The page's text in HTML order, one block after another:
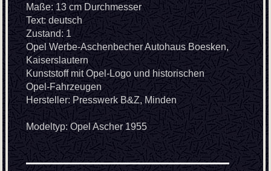
Maße: 13 cm Durchmesser
Text: deutsch
Zustand: 1
Opel Werbe-Aschenbecher Autohaus Boesken,
Kaiserslautern
Kunststoff mit Opel-Logo und historischen
Opel-Fahrzeugen
Hersteller: Presswerk B&Z, Minden
Modeltyp: Opel Ascher 1955